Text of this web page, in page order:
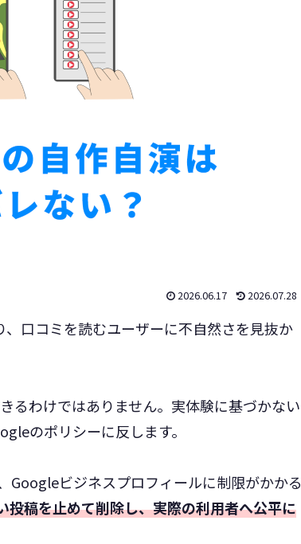
2026.06.17 2026.07.28
口コミを読むユーザーに不自然さを見抜か
るわけではありません。実体験に基づかない
のポリシーに反します。
Googleビジネスプロフィールに制限がかかる
投稿を止めて削除し、実際の利用者へ公平に